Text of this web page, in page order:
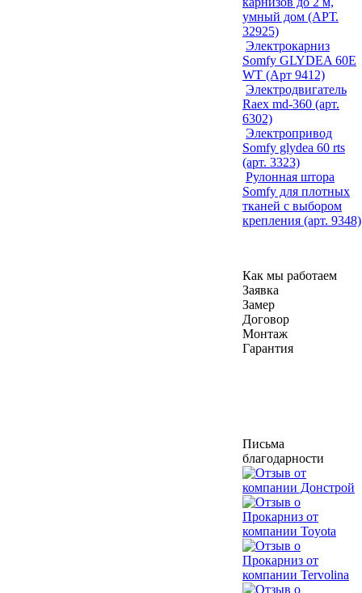
умный дом (АРТ.
32925)
Электрокарниз
Somfy GLYDEA 60E
WT (Арт 9412)
Электродвигатель
Raex md-360 (арт.
6302)
Электропривод
Somfy glydea 60 rts
(арт. 3323)
Рулонная штора
Somfy для плотных
тканей с выбором
крепления (арт. 9348)
Как мы работаем
Заявка
Замер
Договор
Монтаж
Гарантия
Письма
благодарности